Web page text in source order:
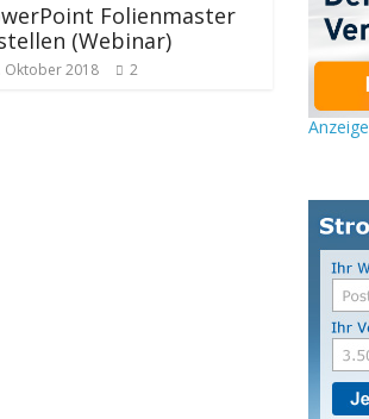
Folienmaster
(Webinar)
Oktober 2018 2
Anzeige